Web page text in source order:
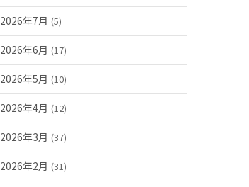
2026年7月 (5)
2026年6月 (17)
2026年5月 (10)
2026年4月 (12)
2026年3月 (37)
2026年2月 (31)